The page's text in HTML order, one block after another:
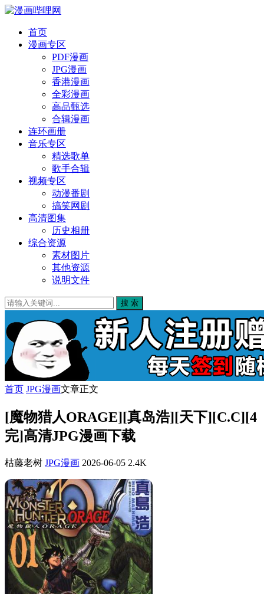
首页
漫画专区
PDF漫画
JPG漫画
香港漫画
全彩漫画
高品甄选
合辑漫画
连环画册
音乐专区
精选歌单
歌手合辑
视频专区
动漫番剧
搞笑网剧
高清图集
历史相册
综合资源
素材图片
其他资源
说明文件
搜 索
首页 JPG漫画文章正文
[魔物猎人ORAGE][真岛浩][天下][C.C][4
完]高清JPG漫画下载
枯藤老树 JPG漫画 2026-06-05 2.4K